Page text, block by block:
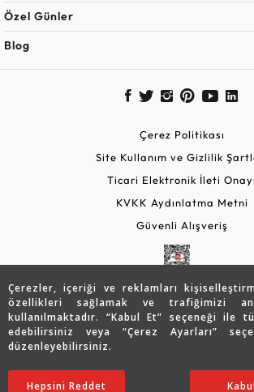
Çerezler, içeriği ve reklamları
özellikleri sağlamak ve trafiğimizi
kullanılmaktadır. “Kabul Et” seçeneği ile
edebilirsiniz veya “Çerez Ayarları”
düzenleyebilirsiniz.
Ayarları
Hepsini Reddet
Özel Günler
Blog
Çerez Politikası
Site Kullanım ve Gizlilik
Ticari Elektronik İleti Onayı
KVKK Aydınlatma Metni
Güvenli Alışveriş